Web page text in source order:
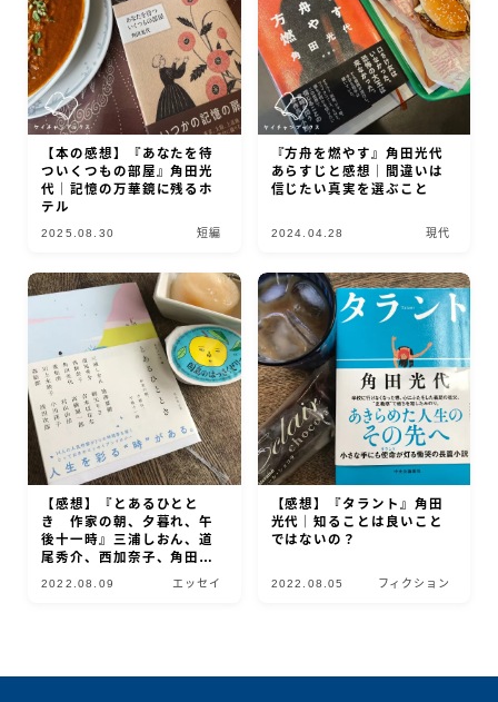
Follow Me
【本の感想】『あなたを待
ついくつもの部屋』角田光
代｜記憶の万華鏡に残るホ
テル
2025.08.30 短編
『方舟を燃やす』角田光代
あらすじと感想｜間違いは
信じたい真実を選ぶこと
2024.04.28 現代
【感想】『とあるひとと
き 作家の朝、夕暮れ、午
後十一時』三浦しおん、道
尾秀介、西加奈子、角田光
代、重松清、川上未映子、
2022.08.09 エッセイ
【感想】『タラント』角田
光代｜知ることは良いこと
ではないの？
2022.08.05 フィクション